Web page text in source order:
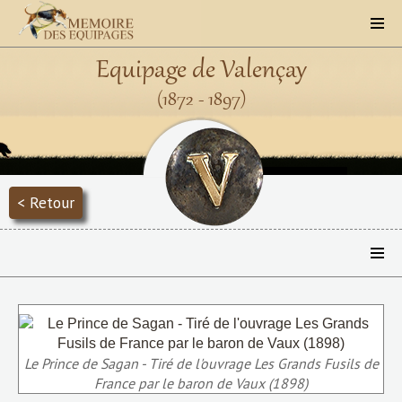
Equipage de Valençay
(1872 - 1897)
< Retour
Le Prince de Sagan - Tiré de l'ouvrage Les Grands Fusils de
France par le baron de Vaux (1898)